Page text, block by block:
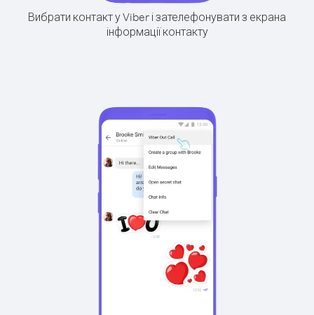
Вибрати контакт у Viber і зателефонувати з екрана
інформації контакту